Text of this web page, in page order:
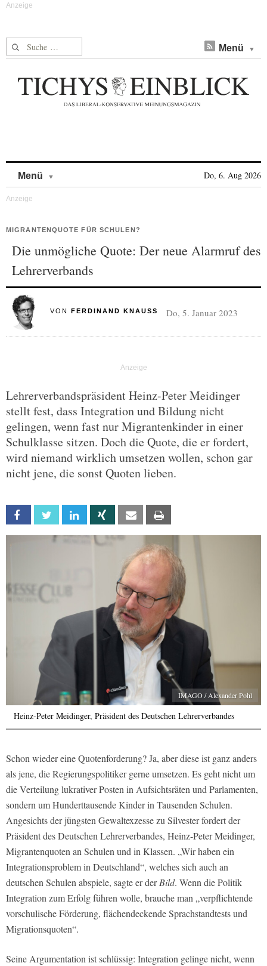
Suche nach: Menü
Menü Do, 6. Aug 2026
MIGRANTENQUOTE FÜR SCHULEN?
Die unmögliche Quote: Der neue Alarmruf des
Lehrerverbands
VON FERDINAND KNAUSS Do, 5. Januar 2023
Lehrerverbandspräsident Heinz-Peter Meidinger
stellt fest, dass Integration und Bildung nicht
gelingen, wenn fast nur Migrantenkinder in einer
Schulklasse sitzen. Doch die Quote, die er fordert,
wird niemand wirklich umsetzen wollen, schon gar
nicht jene, die sonst Quoten lieben.
Facebook Twitter Linkedin Xing Email
IMAGO / Alexander Pohl
Heinz-Peter Meidinger, Präsident des Deutschen Lehrerverbandes
Schon wieder eine Quotenforderung? Ja, aber diese ist ganz anders
als jene, die Regierungspolitiker gerne umsetzen. Es geht nicht um
die Verteilung lukrativer Posten in Aufsichtsräten und Parlamenten,
sondern um Hunderttausende Kinder in Tausenden Schulen.
Angesichts der jüngsten Gewaltexzesse zu Silvester fordert der
Präsident des Deutschen Lehrerverbandes, Heinz-Peter Meidinger,
Migrantenquoten an Schulen und in Klassen. „Wir haben ein
Integrationsproblem in Deutschland“, welches sich auch an
deutschen Schulen abspiele, sagte er derBild. Wenn die Politik
Integration zum Erfolg führen wolle, brauche man „verpflichtende
vorschulische Förderung, flächendeckende Sprachstandtests und
Migrationsquoten“.
Seine Argumentation ist schlüssig: Integration gelinge nicht, wenn